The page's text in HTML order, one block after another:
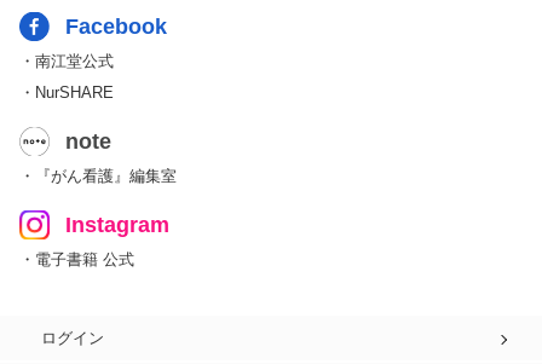
Facebook
・南江堂公式
・NurSHARE
note
・『がん看護』編集室
Instagram
・電子書籍 公式
ログイン